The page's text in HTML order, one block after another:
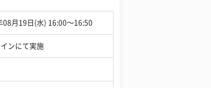
08月19日(水) 16:00〜16:50
ンにて実施